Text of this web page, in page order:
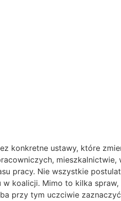
konkretne ustawy, które
mieszkalnictwie,
pracy. Nie wszystkie
koalicji. Mimo to kilka
przy tym uczciwie